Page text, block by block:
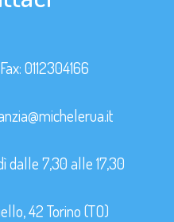
0112304166
dalle 7,30 alle 17,30
42 Torino (TO)